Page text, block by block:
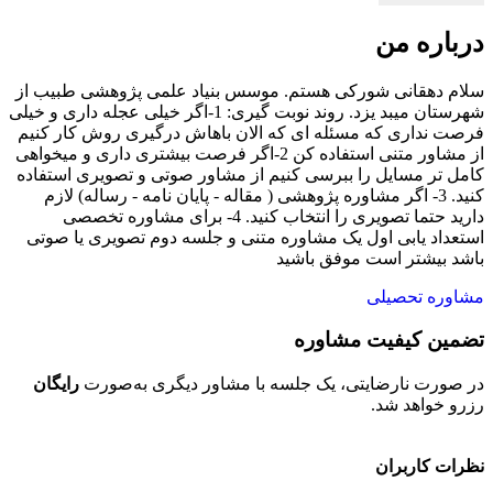
درباره من
سلام دهقانی شورکی هستم. موسس بنیاد علمی پژوهشی طبیب از
شهرستان میبد یزد. روند نوبت گیری: 1-اگر خیلی عجله داری و خیلی
فرصت نداری که مسئله ای که الان باهاش درگیری روش کار کنیم
از مشاور متنی استفاده کن 2-اگر فرصت بیشتری داری و میخواهی
کامل تر مسایل را ببرسی کنیم از مشاور صوتی و تصویری استفاده
کنید. 3- اگر مشاوره پژوهشی ( مقاله - پایان نامه - رساله) لازم
دارید حتما تصویری را انتخاب کنید. 4- برای مشاوره تخصصی
استعداد یابی اول یک مشاوره متنی و جلسه دوم تصویری یا صوتی
باشد بیشتر است موفق باشید
مشاوره تحصیلی
تضمین کیفیت مشاوره
در صورت نارضایتی، یک جلسه با مشاور دیگری به‌صورت رایگان
رزرو خواهد شد.
نظرات کاربران